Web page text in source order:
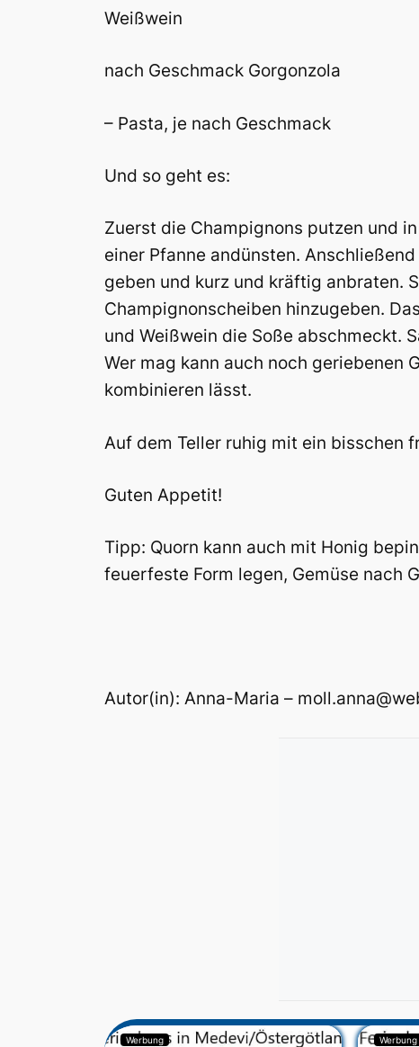
Weißwein
nach Geschmack Gorgonzola
– Pasta, je nach Geschmack
Und so geht es:
Zuerst die Champignons putzen und
einer Pfanne andünsten.
geben und kurz und kräftig anbraten.
Champignonscheiben hinzugeben.
und Weißwein die Soße abschmeckt.
Wer mag kann auch noch geriebenen
kombinieren lässt.
Auf dem Teller ruhig mit ein bisschen
Guten Appetit!
Tipp: Quorn kann auch mit Honig
feuerfeste Form legen, Gemüse nach
Autor(in): Anna-Maria –
Werbung Werbung